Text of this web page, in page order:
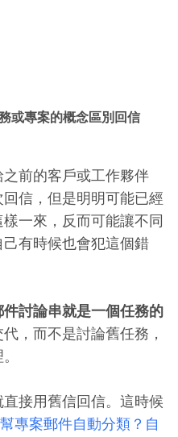
或專案的概念區別回信
前的客戶或工作夥伴
信，但是明明可能已經
一來，反而可能讓不同
有時候也會犯這個錯
件討論串就是一個任務的
，而不是討論舊任務，
接用舊信回信。這時候
專案郵件自動分類？自